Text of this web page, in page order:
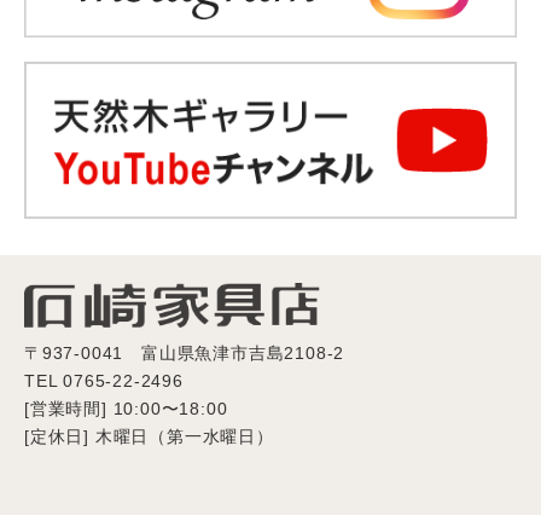
〒937-0041 富山県魚津市吉島2108-2
TEL 0765-22-2496
[営業時間] 10:00〜18:00
[定休日] 木曜日（第一水曜日）